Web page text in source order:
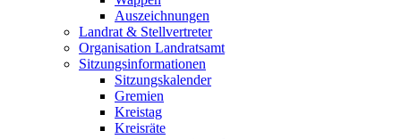
Auszeichnungen
Landrat & Stellvertreter
Organisation Landratsamt
Sitzungsinformationen
Sitzungskalender
Gremien
Kreistag
Kreisräte